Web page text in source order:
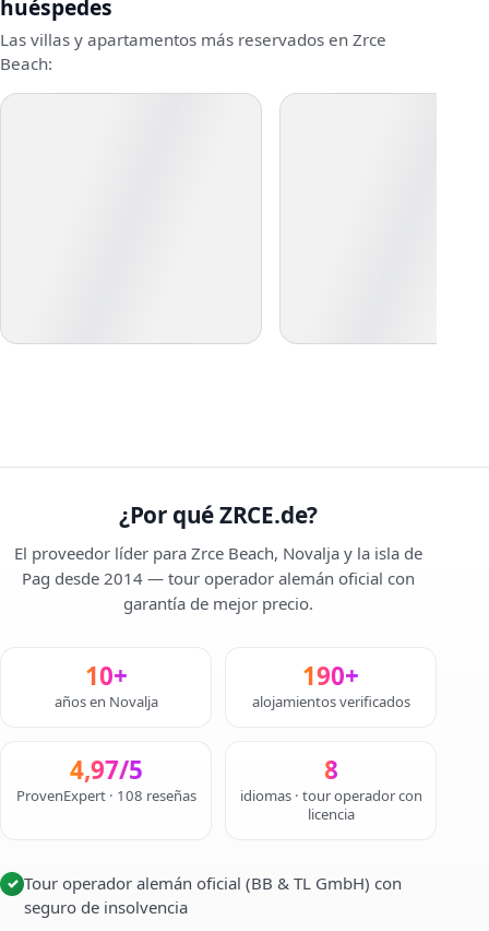
huéspedes
Las villas y apartamentos más reservados en Zrce
Beach:
¿Por qué ZRCE.de?
El proveedor líder para Zrce Beach, Novalja y la isla de
Pag desde 2014 — tour operador alemán oficial con
garantía de mejor precio.
10+
años en Novalja
190+
alojamientos verificados
4,97/5
ProvenExpert · 108 reseñas
8
idiomas · tour operador con
licencia
✓ Tour operador alemán oficial (BB & TL GmbH) con
seguro de insolvencia